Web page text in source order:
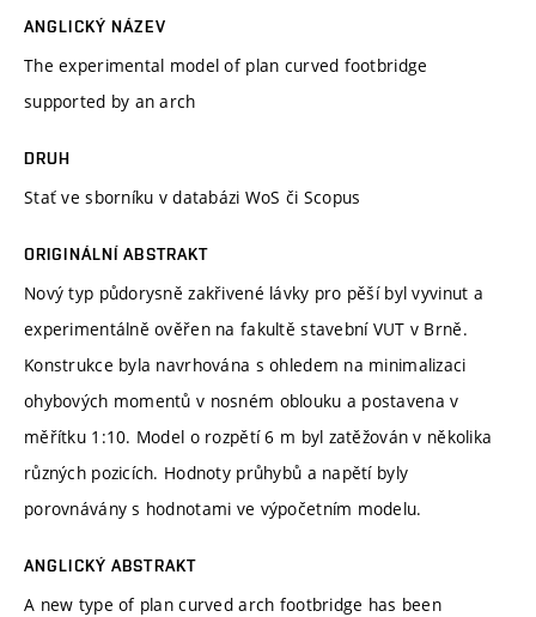
ANGLICKÝ NÁZEV
The experimental model of plan curved footbridge
supported by an arch
DRUH
Stať ve sborníku v databázi WoS či Scopus
ORIGINÁLNÍ ABSTRAKT
Nový typ půdorysně zakřivené lávky pro pěší byl vyvinut a
experimentálně ověřen na fakultě stavební VUT v Brně.
Konstrukce byla navrhována s ohledem na minimalizaci
ohybových momentů v nosném oblouku a postavena v
měřítku 1:10. Model o rozpětí 6 m byl zatěžován v několika
různých pozicích. Hodnoty průhybů a napětí byly
porovnávány s hodnotami ve výpočetním modelu.
ANGLICKÝ ABSTRAKT
A new type of plan curved arch footbridge has been